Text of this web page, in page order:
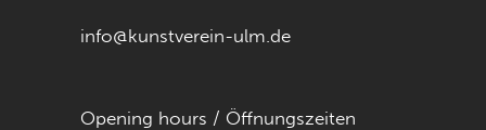
info@kunstverein-ulm.de
Opening hours / Öffnungszeiten